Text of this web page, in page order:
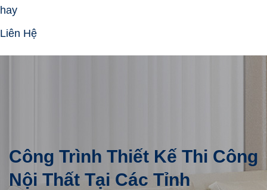
hay
Liên Hệ
Công Trình Thiết Kế Thi Công
Nội Thất Tại Các Tỉnh